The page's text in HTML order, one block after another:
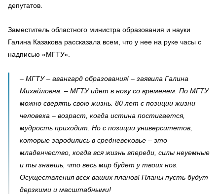
депутатов.
Заместитель областного министра образования и науки
Галина Казакова рассказала всем, что у нее на руке часы с
надписью «МГТУ».
– МГТУ – авангард образования! – заявила Галина
Михайловна. – МГТУ идет в ногу со временем. По МГТУ
можно сверять свою жизнь. 80 лет с позиции жизни
человека – возраст, когда истина постигается,
мудрость приходит. Но с позиции университетов,
которые зародились в средневековье – это
младенчество, когда вся жизнь впереди, силы неуемные
и ты знаешь, что весь мир будет у твоих ног.
Осуществления всех ваших планов! Планы пусть будут
дерзкими и масштабными!